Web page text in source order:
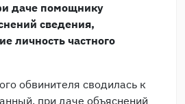
даче помощнику
сведения,
личность частного
обвинителя сводилась к
при даче объяснений